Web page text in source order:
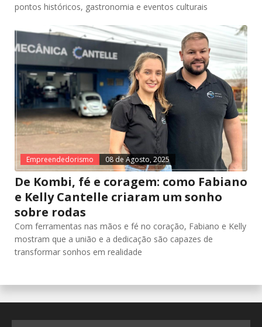
pontos históricos, gastronomia e eventos culturais
Empreendedorismo 08 de Agosto, 2025
De Kombi, fé e coragem: como Fabiano
e Kelly Cantelle criaram um sonho
sobre rodas
Com ferramentas nas mãos e fé no coração, Fabiano e Kelly
mostram que a união e a dedicação são capazes de
transformar sonhos em realidade